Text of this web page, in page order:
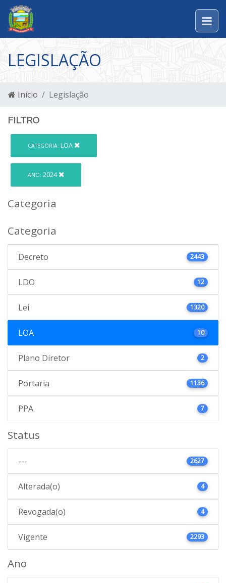
LEGISLAÇÃO
Início Legislação
FILTRO
CATEGORIA: LOA
ANO: 2024
Categoria
Categoria
Decreto 2443
LDO 12
Lei 1320
LOA 10
Plano Diretor 2
Portaria 1136
PPA 7
Status
--- 2627
Alterada(o) 4
Revogada(o) 4
Vigente 2293
Ano